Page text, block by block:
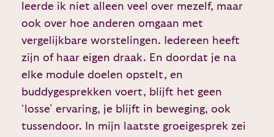
leerde ik niet alleen veel over mezelf, maar
ook over hoe anderen omgaan met
vergelijkbare worstelingen. Iedereen heeft
zijn of haar eigen draak. En doordat je na
elke module doelen opstelt, en
buddygesprekken voert, blijft het geen
‘losse’ ervaring, je blijft in beweging, ook
tussendoor. In mijn laatste groeigesprek zei